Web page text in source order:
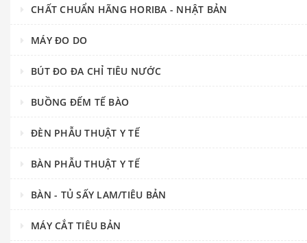
CHẤT CHUẨN HÃNG HORIBA - NHẬT BẢN
MÁY ĐO DO
BÚT ĐO ĐA CHỈ TIÊU NƯỚC
BUỒNG ĐẾM TẾ BÀO
ĐÈN PHẪU THUẬT Y TẾ
BÀN PHẪU THUẬT Y TẾ
BÀN - TỦ SẤY LAM/TIÊU BẢN
MÁY CẮT TIÊU BẢN